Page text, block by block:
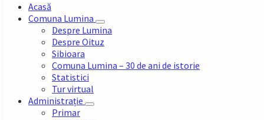
Acasă
Comuna Lumina
Despre Lumina
Despre Oituz
Sibioara
Comuna Lumina – 30 de ani de istorie
Statistici
Tur virtual
Administrație
Primar